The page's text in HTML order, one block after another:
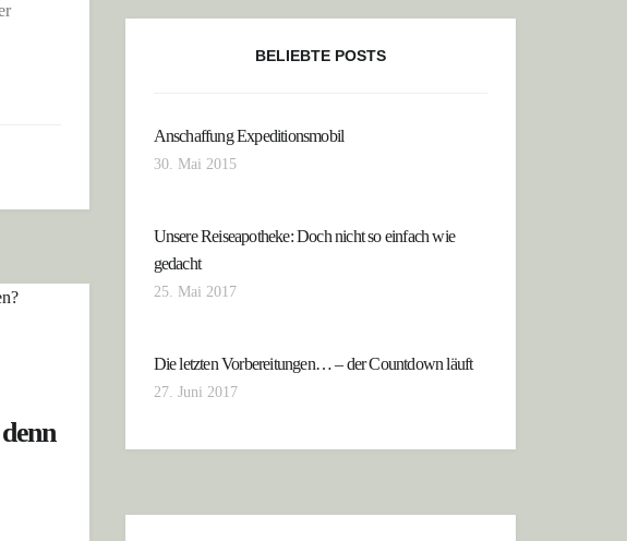
GREIFEN NAH
BELIEBTE POSTS
Anschaffung Expeditionsmobil
30. Mai 2015
Unsere Reiseapotheke: Doch nicht so einfach wie
gedacht
25. Mai 2017
Die letzten Vorbereitungen… – der Countdown läuft
27. Juni 2017